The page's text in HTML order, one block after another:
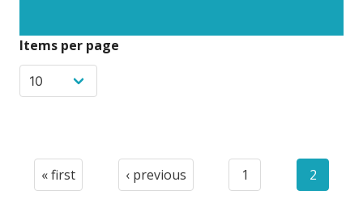
Items per page
Pagination
First
« first
Previous
‹ previous
Page
1
Current
2